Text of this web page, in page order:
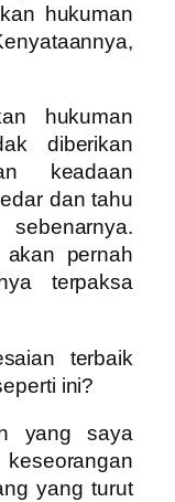
hukuman
hukuman
diberikan
keadaan
dan tahu
pernah
terpaksa
terbaik
ini?
yang saya
yang turut